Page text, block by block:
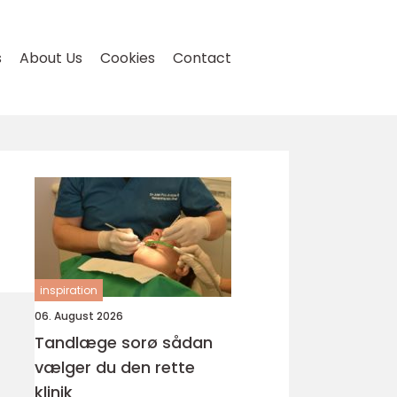
About Us Cookies Contact
inspiration
06. August 2026
Tandlæge sorø sådan
vælger du den rette
klinik